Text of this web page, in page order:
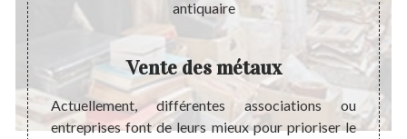
il
Vente des métaux
Actuellement, différentes associations ou
entreprises font de leurs mieux pour prioriser le votre